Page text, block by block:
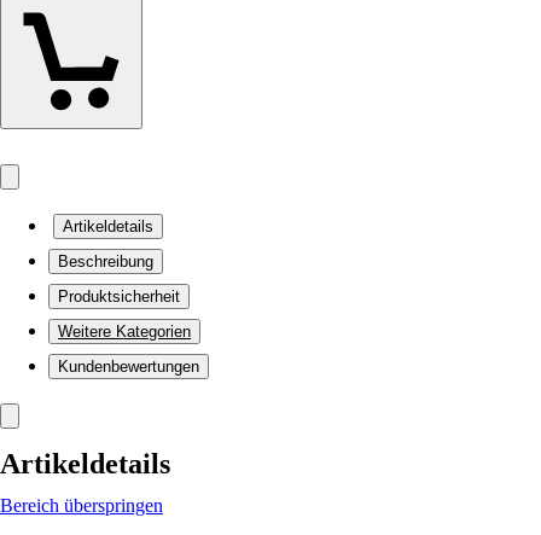
Artikeldetails
Beschreibung
Produktsicherheit
Weitere Kategorien
Kundenbewertungen
Artikeldetails
Bereich überspringen